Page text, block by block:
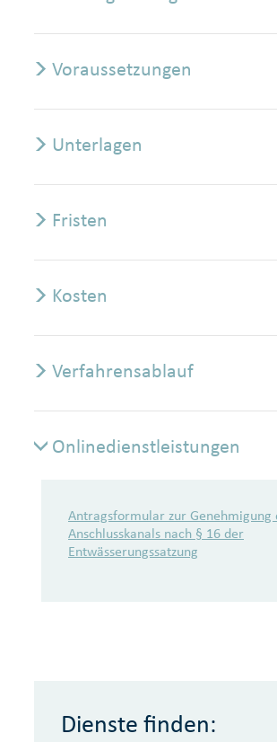
Voraussetzungen
Unterlagen
Fristen
Kosten
Verfahrensablauf
Onlinedienstleistungen
Onlinedienstleistungen
Antragsformular zur Genehmigung
Anschlusskanals nach § 16 der
Entwässerungssatzung
Dienste finden: